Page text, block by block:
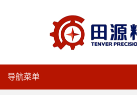
导航菜单